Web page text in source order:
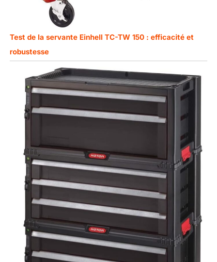
Test de la servante Einhell TC-TW 150 : efficacité et
robustesse